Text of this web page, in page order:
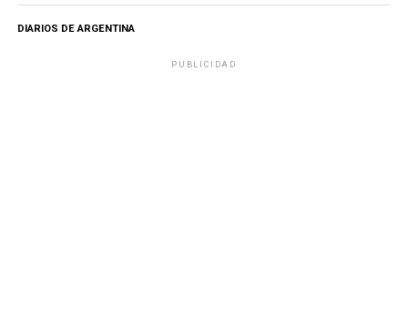
DIARIOS DE ARGENTINA
PUBLICIDAD